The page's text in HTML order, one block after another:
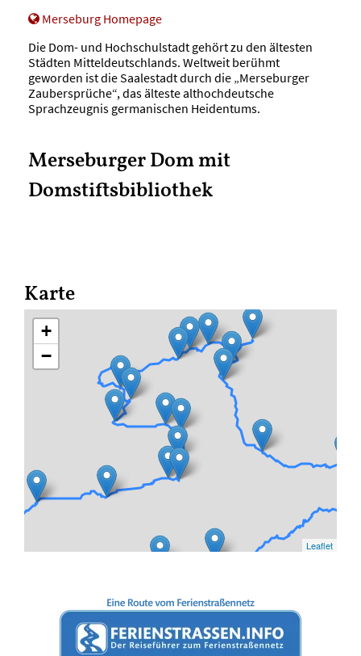
Merseburg Homepage
Die Dom- und Hochschulstadt gehört zu den ältesten
Städten Mitteldeutschlands. Weltweit berühmt
geworden ist die Saalestadt durch die „Merseburger
Zaubersprüche“, das älteste althochdeutsche
Sprachzeugnis germanischen Heidentums.
Merseburger Dom mit
Domstiftsbibliothek
Karte
+
−
Leaflet